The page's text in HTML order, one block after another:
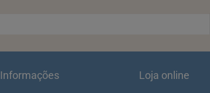
Informações Loja online